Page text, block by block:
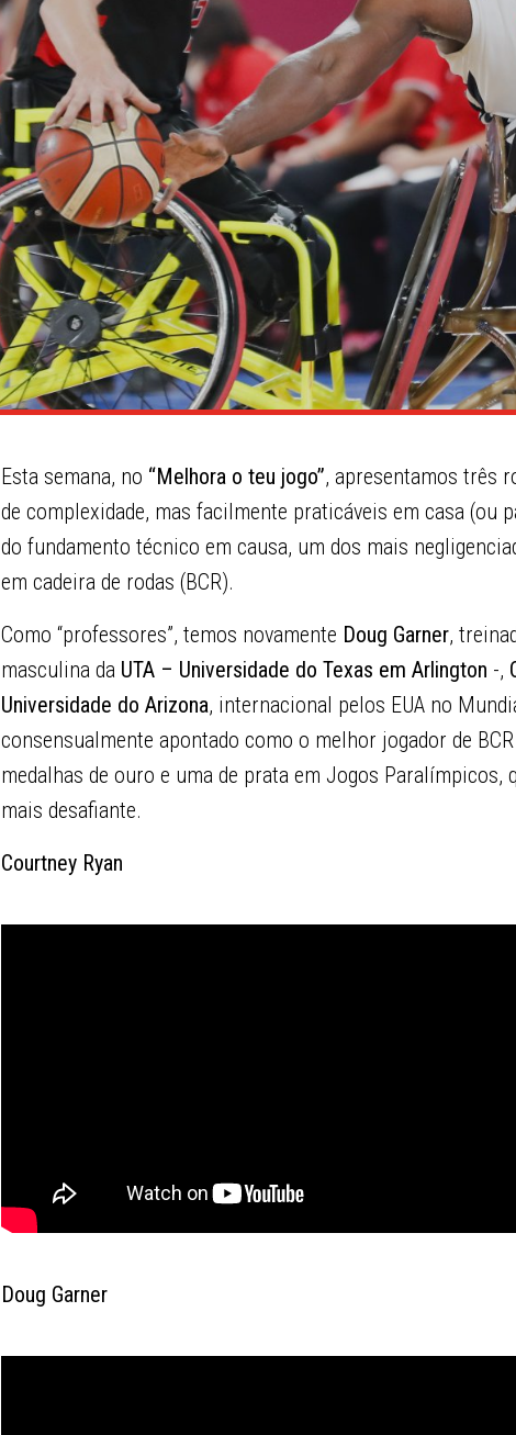
Esta semana, no “Melhora o teu jogo”, apresentamos três
de complexidade, mas facilmente praticáveis em casa (ou
do fundamento técnico em causa, um dos mais
em cadeira de rodas (BCR).
Como “professores”, temos novamente Doug Garner,
masculina da UTA – Universidade do Texas em Arlington -,
Universidade do Arizona, internacional pelos EUA no
consensualmente apontado como o melhor jogador de
medalhas de ouro e uma de prata em Jogos Paralímpicos,
mais desafiante.
Courtney Ryan
Doug Garner